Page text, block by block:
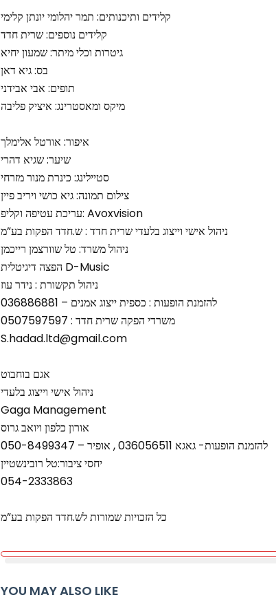
קלידים ותיכנותים: תמר יהלומי יונתן קלימי
קלידים נוספים: שרית חדד
גיטרות וכלי מיתר: שמעון יחיא
בס: גיא דאן
תופים: אבי אבידני
מיקס ומאסטרינג: איציק פליבה
איפור: אורטל אלימלך
שיער: שגיא דהרי
סטיילינג: כינרת מנור מזרחי
צילום תמונה: גיא כושי ויריב פיין
עריכת עטיפה וקליפ: Avoxvision
ניהול אישי וייצוג בלעדי שרית חדד : ש.חדד הפקות בע”מ
ניהול משרד: טל שוורצמן רייכמן
הפצה דיגיטלית D-Music
ניהול תקשורת : נידר עוז
להזמנת הופעות : כספית ייצוג אמנים – 036886881
משרדי הפקה שרית חדד : 0507597597
S.hadad.ltd@gmail.com
אגם בוחבוט
ניהול אישי וייצוג בלעדי
Gaga Management
אורון כלפון ויואב גרוס
להזמנת הופעות- גאגא 036056511 , אופיר – 050-8499347
יחסי ציבור:טל רובינשטיין
054-2333863
כל הזכויות שמורות לש.חדד הפקות בע”מ
YOU MAY ALSO LIKE